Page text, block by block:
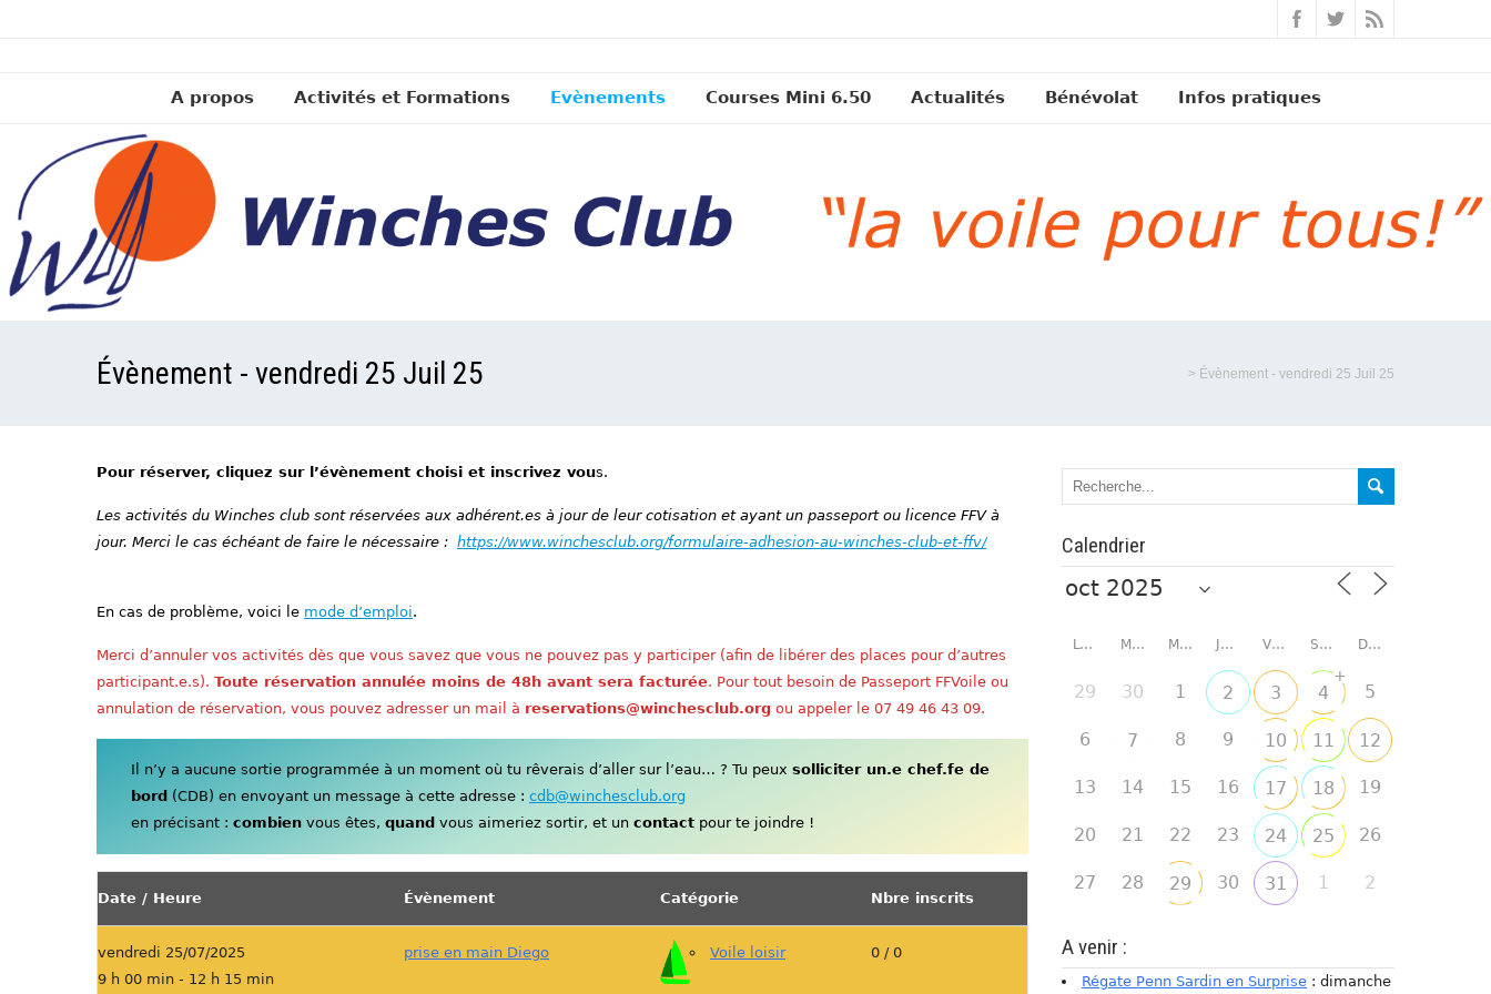
A propos Activités et Formations Evènements Courses Mini 6.50 Actualités Bénévolat Infos pratiques
Évènement - vendredi 25 Juil 25 > Évènement - vendredi 25 Juil 25
Pour réserver, cliquez sur l’évènement choisi et inscrivez vous.
Les activités du Winches club sont réservées aux adhérent.es à jour de leur cotisation et ayant un passeport ou licence FFV à
jour. Merci le cas échéant de faire le nécessaire : https://www.winchesclub.org/formulaire-adhesion-au-winches-club-et-ffv/
En cas de problème, voici le mode d’emploi.
Merci d’annuler vos activités dès que vous savez que vous ne pouvez pas y participer (afin de libérer des places pour d’autres
participant.e.s). Toute réservation annulée moins de 48h avant sera facturée. Pour tout besoin de Passeport FFVoile ou
annulation de réservation, vous pouvez adresser un mail à reservations@winchesclub.org ou appeler le 07 49 46 43 09.
Il n’y a aucune sortie programmée à un moment où tu rêverais d’aller sur l’eau… ? Tu peux solliciter un.e chef.fe de
bord (CDB) en envoyant un message à cette adresse : cdb@winchesclub.org
en précisant : combienvous êtes, quand vous aimeriez sortir, et un contactpour te joindre !
Date / Heure Évènement Catégorie Nbre inscrits
vendredi 25/07/2025
9 h 00 min - 12 h 15 min
prise en main Diego Voile loisir 0 / 0
Calendrier
LUNDI MARDI MERCREDI JEUDI VENDREDI SAMEDI DIMANCHE
29 30 1 2 3 4
+
5
6 7 8 9 10 11 12
13 14 15 16 17 18 19
20 21 22 23 24 25 26
27 28 29 30 31 1 2
A venir :
Régate Penn Sardin en Surprise : dimanche